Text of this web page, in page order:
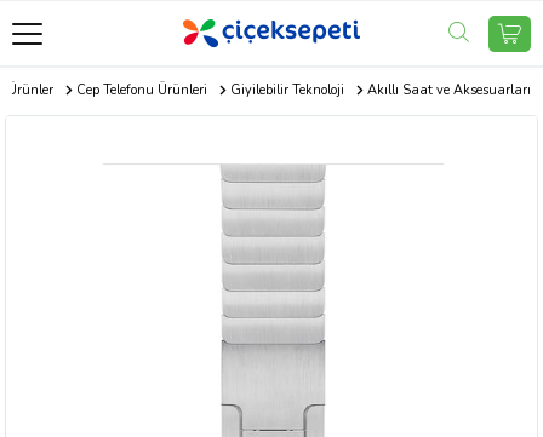
Ürünler Cep Telefonu Ürünleri Giyilebilir Teknoloji Akıllı Saat ve Aksesuarları